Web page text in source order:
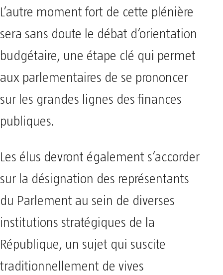
​L’autre moment fort de cette plénière
sera sans doute le débat d’orientation
budgétaire, une étape clé qui permet
aux parlementaires de se prononcer
sur les grandes lignes des finances
publiques.
Les élus devront également s’accorder
sur la désignation des représentants
du Parlement au sein de diverses
institutions stratégiques de la
République, un sujet qui suscite
traditionnellement de vives